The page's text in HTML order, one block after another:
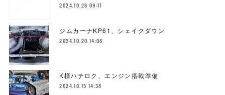
2024.10.28 09:17
ジムカーナKP61、シェイクダウン
2024.10.20 14:06
K様ハチロク、エンジン搭載準備
2024.10.15 14:38